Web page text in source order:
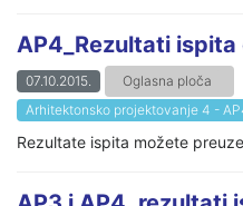
AP4_Rezultati
07.10.2015.
Oglasna ploča
Arhitektonsko projektovanje 4 -
Rezultate ispita možete